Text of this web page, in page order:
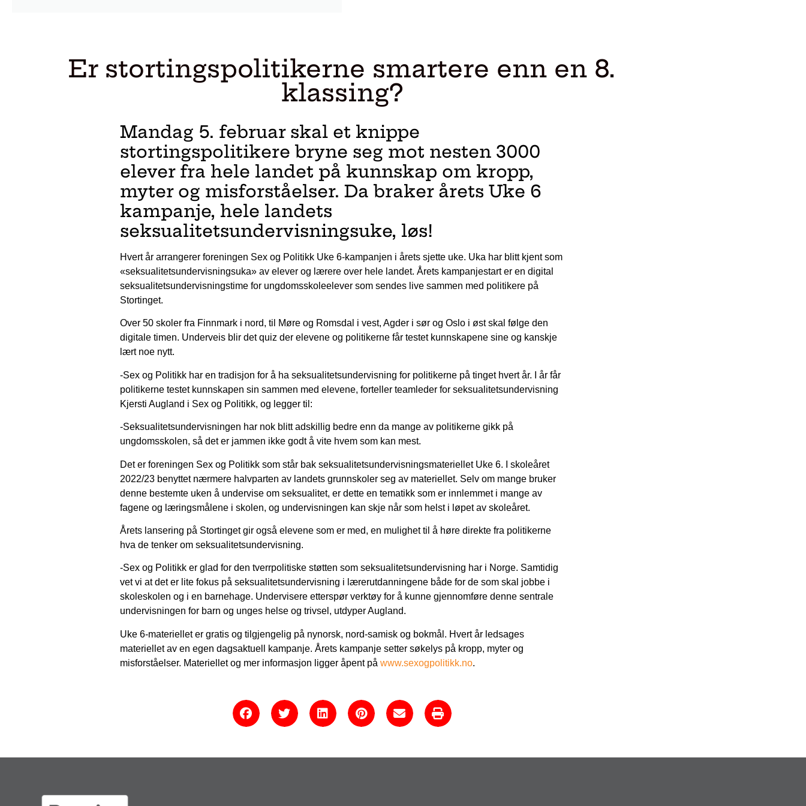
Er stortingspolitikerne smartere enn en 8.
klassing?
Mandag 5. februar skal et knippe
stortingspolitikere bryne seg mot nesten 3000
elever fra hele landet på kunnskap om kropp,
myter og misforståelser. Da braker årets Uke 6
kampanje, hele landets
seksualitetsundervisningsuke, løs!
Hvert år arrangerer foreningen Sex og Politikk Uke 6-kampanjen i årets sjette uke. Uka har blitt kjent som
«seksualitetsundervisningsuka» av elever og lærere over hele landet. Årets kampanjestart er en digital
seksualitetsundervisningstime for ungdomsskoleelever som sendes live sammen med politikere på
Stortinget.
Over 50 skoler fra Finnmark i nord, til Møre og Romsdal i vest, Agder i sør og Oslo i øst skal følge den
digitale timen. Underveis blir det quiz der elevene og politikerne får testet kunnskapene sine og kanskje
lært noe nytt.
-Sex og Politikk har en tradisjon for å ha seksualitetsundervisning for politikerne på tinget hvert år. I år får
politikerne testet kunnskapen sin sammen med elevene, forteller teamleder for seksualitetsundervisning
Kjersti Augland i Sex og Politikk, og legger til:
-Seksualitetsundervisningen har nok blitt adskillig bedre enn da mange av politikerne gikk på
ungdomsskolen, så det er jammen ikke godt å vite hvem som kan mest.
Det er foreningen Sex og Politikk som står bak seksualitetsundervisningsmateriellet Uke 6. I skoleåret
2022/23 benyttet nærmere halvparten av landets grunnskoler seg av materiellet. Selv om mange bruker
denne bestemte uken å undervise om seksualitet, er dette en tematikk som er innlemmet i mange av
fagene og læringsmålene i skolen, og undervisningen kan skje når som helst i løpet av skoleåret.
Årets lansering på Stortinget gir også elevene som er med, en mulighet til å høre direkte fra politikerne
hva de tenker om seksualitetsundervisning.
-Sex og Politikk er glad for den tverrpolitiske støtten som seksualitetsundervisning har i Norge. Samtidig
vet vi at det er lite fokus på seksualitetsundervisning i lærerutdanningene både for de som skal jobbe i
skoleskolen og i en barnehage. Undervisere etterspør verktøy for å kunne gjennomføre denne sentrale
undervisningen for barn og unges helse og trivsel, utdyper Augland.
Uke 6-materiellet er gratis og tilgjengelig på nynorsk, nord-samisk og bokmål. Hvert år ledsages
materiellet av en egen dagsaktuell kampanje. Årets kampanje setter søkelys på kropp, myter og
misforståelser. Materiellet og mer informasjon ligger åpent på www.sexogpolitikk.no.